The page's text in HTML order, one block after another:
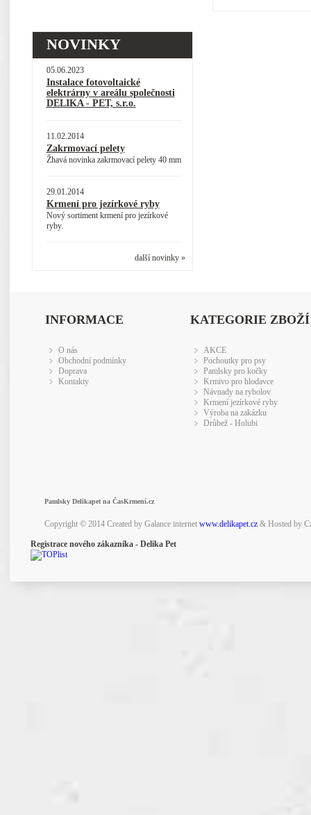
NOVINKY
05.06.2023
Instalace fotovoltaické
elektrárny v areálu společnosti
DELIKA - PET, s.r.o.
11.02.2014
Zakrmovací pelety
Žhavá novinka zakrmovací pelety 40 mm
29.01.2014
Krmení pro jezírkové ryby
Nový sortiment krmení pro jezírkové
ryby.
další novinky »
INFORMACE
O nás
Obchodní podmínky
Doprava
Kontakty
KATEGORIE ZBOŽÍ
AKCE
Pochoutky pro psy
Pamlsky pro kočky
Krmivo pro hlodavce
Návnady na rybolov
Krmení jezírkové ryby
Výroba na zakázku
Drůbež - Holubi
Pamlsky Delikapet na ČasKrmení.cz
Copyright © 2014 Created by Galance internet www.delikapet.cz& Hosted by
Registrace nového zákazníka - Delika Pet